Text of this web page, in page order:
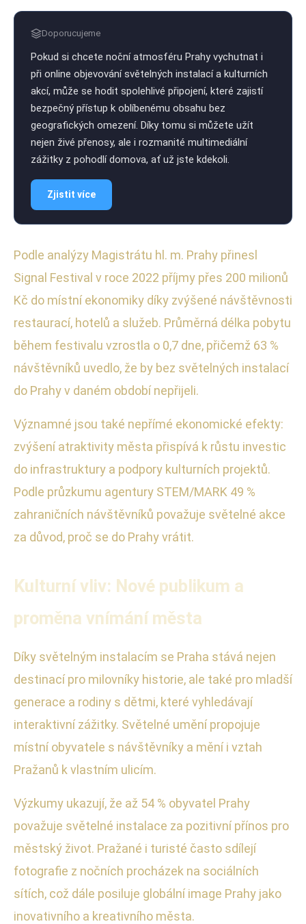
Doporucujeme
Pokud si chcete noční atmosféru Prahy vychutnat i
při online objevování světelných instalací a kulturních
akcí, může se hodit spolehlivé připojení, které zajistí
bezpečný přístup k oblíbenému obsahu bez
geografických omezení. Díky tomu si můžete užít
nejen živé přenosy, ale i rozmanité multimediální
zážitky z pohodlí domova, ať už jste kdekoli.
Zjistit více
Podle analýzy Magistrátu hl. m. Prahy přinesl
Signal Festival v roce 2022 příjmy přes 200 milionů
Kč do místní ekonomiky díky zvýšené návštěvnosti
restaurací, hotelů a služeb. Průměrná délka pobytu
během festivalu vzrostla o 0,7 dne, přičemž 63 %
návštěvníků uvedlo, že by bez světelných instalací
do Prahy v daném období nepřijeli.
Významné jsou také nepřímé ekonomické efekty:
zvýšení atraktivity města přispívá k růstu investic
do infrastruktury a podpory kulturních projektů.
Podle průzkumu agentury STEM/MARK 49 %
zahraničních návštěvníků považuje světelné akce
za důvod, proč se do Prahy vrátit.
Kulturní vliv: Nové publikum a
proměna vnímání města
Díky světelným instalacím se Praha stává nejen
destinací pro milovníky historie, ale také pro mladší
generace a rodiny s dětmi, které vyhledávají
interaktivní zážitky. Světelné umění propojuje
místní obyvatele s návštěvníky a mění i vztah
Pražanů k vlastním ulicím.
Výzkumy ukazují, že až 54 % obyvatel Prahy
považuje světelné instalace za pozitivní přínos pro
městský život. Pražané i turisté často sdílejí
fotografie z nočních procházek na sociálních
sítích, což dále posiluje globální image Prahy jako
inovativního a kreativního města.